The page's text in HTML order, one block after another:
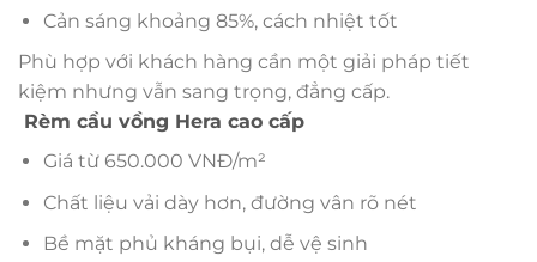
Cản sáng khoảng 85%, cách nhiệt tốt
Phù hợp với khách hàng cần một giải pháp tiết
kiệm nhưng vẫn sang trọng, đẳng cấp.
Rèm cầu vồng Hera cao cấp
Giá từ 650.000 VNĐ/m²
Chất liệu vải dày hơn, đường vân rõ nét
Bề mặt phủ kháng bụi, dễ vệ sinh